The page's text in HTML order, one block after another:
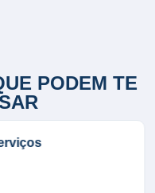
PODEM TE